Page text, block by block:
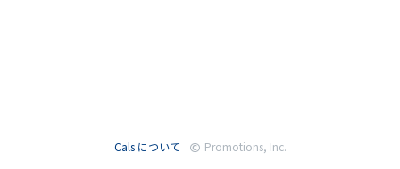
Cals について Promotions, Inc.